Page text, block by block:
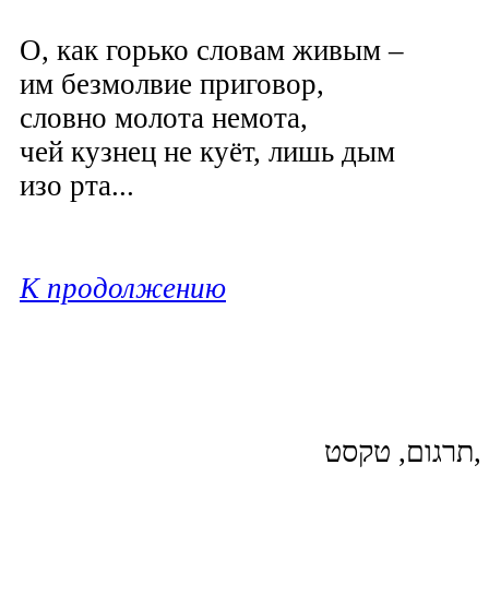
О, как горько словам живым –
им безмолвие приговор,
словно молота немота,
чей кузнец не куёт, лишь дым
изо рта...
К продолжению
,תרגום, טקסט